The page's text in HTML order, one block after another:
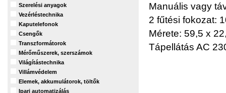
Manuális vagy
2 fűtési fokozat:
Mérete: 59,5 x
Tápellátás AC
Szerelési anyagok
Vezérléstechnika
Kaputelefonok
Csengők
Transzformátorok
Mérőműszerek, szerszámok
Világítástechnika
Villámvédelem
Elemek, akkumulátorok, töltők
Ipari automatizálás